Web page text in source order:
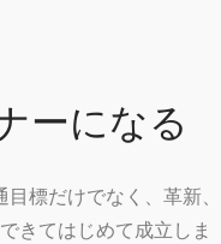
ーになる
標だけでなく、​ 革新、
きてはじめて成立しま